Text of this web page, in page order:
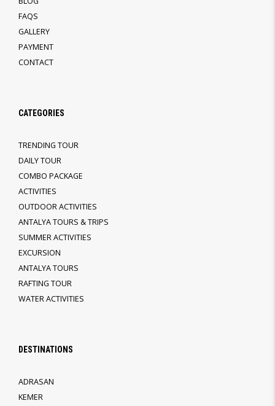
FAQS
GALLERY
PAYMENT
CONTACT
CATEGORIES
TRENDING TOUR
DAILY TOUR
COMBO PACKAGE
ACTIVITIES
OUTDOOR ACTIVITIES
ANTALYA TOURS & TRIPS
SUMMER ACTIVITIES
EXCURSION
ANTALYA TOURS
RAFTING TOUR
WATER ACTIVITIES
DESTINATIONS
ADRASAN
KEMER